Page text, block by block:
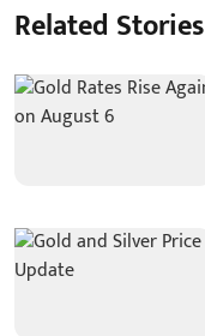
Related Stories